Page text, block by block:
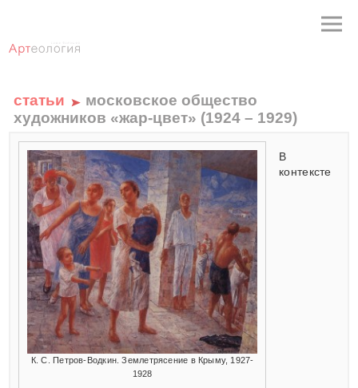
статьи
московское общество
художников «жар-цвет» (1924 – 1929)
К. С. Петров-Водкин. Землетрясение в Крыму, 1927-
1928
В
контексте